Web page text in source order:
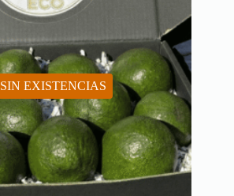
SIN EXISTENCIAS